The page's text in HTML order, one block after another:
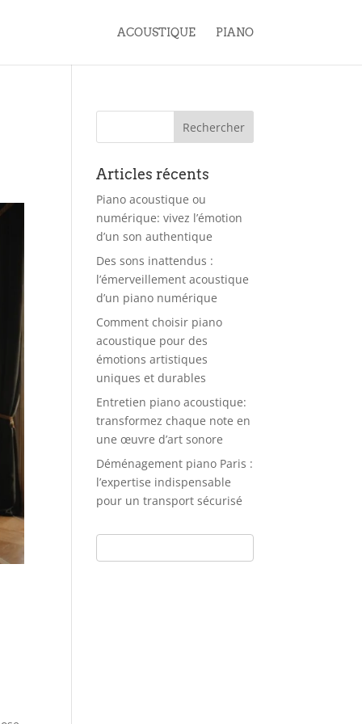
ACOUSTIQUE PIANO
Articles récents
Piano acoustique ou
numérique: vivez l’émotion
d’un son authentique
Des sons inattendus :
l’émerveillement acoustique
d’un piano numérique
Comment choisir piano
acoustique pour des
émotions artistiques
uniques et durables
Entretien piano acoustique:
transformez chaque note en
une œuvre d’art sonore
Déménagement piano Paris :
l’expertise indispensable
pour un transport sécurisé